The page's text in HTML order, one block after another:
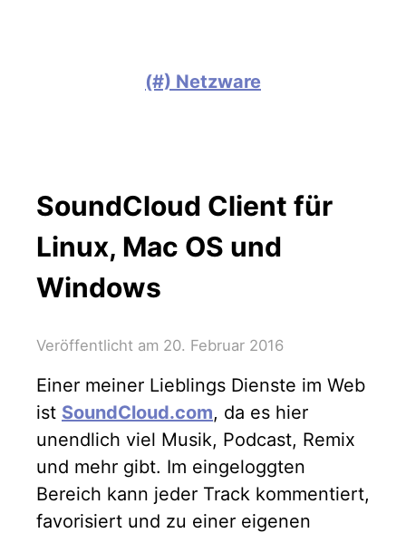
(#) Netzware
SoundCloud Client für
Linux, Mac OS und
Windows
Veröffentlicht am 20. Februar 2016
Einer meiner Lieblings Dienste im Web
ist SoundCloud.com, da es hier
unendlich viel Musik, Podcast, Remix
und mehr gibt. Im eingeloggten
Bereich kann jeder Track kommentiert,
favorisiert und zu einer eigenen